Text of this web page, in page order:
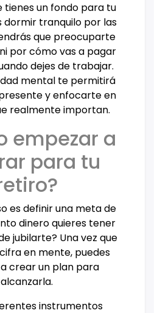
tienes un fondo para tu
dormir tranquilo por las
que preocuparte
por cómo vas a pagar
dejes de trabajar.
mental te permitirá
y enfocarte en
realmente importan.
empezar a
para tu
es definir una meta de
dinero quieres tener
jubilarte? Una vez que
en mente, puedes
crear un plan para
alcanzarla.
instrumentos